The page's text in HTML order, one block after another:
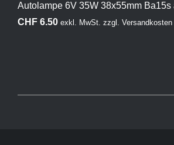
Autolampe 6V 35W 38x55mm Ba15s
CHF6.50 exkl. MwSt. zzgl. Versandkosten